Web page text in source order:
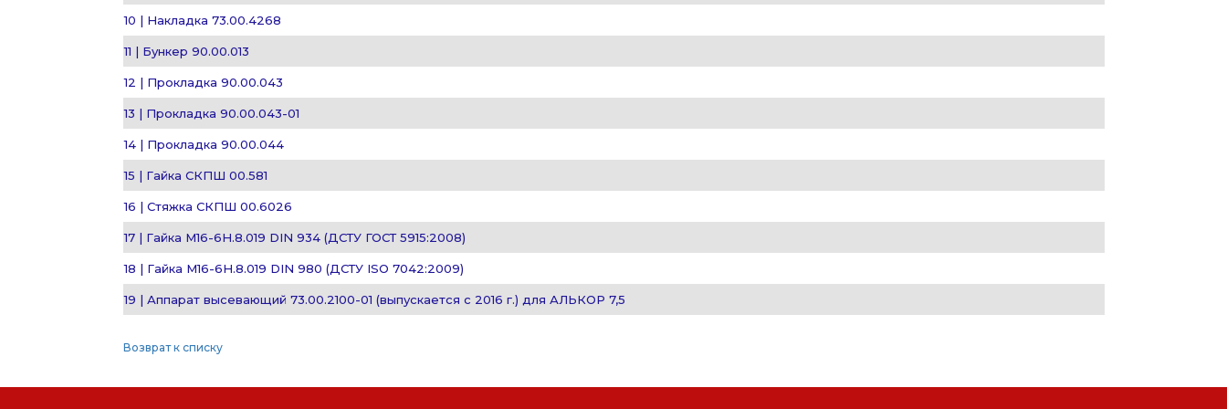
10 | Накладка 73.00.4268
11 | Бункер 90.00.013
12 | Прокладка 90.00.043
13 | Прокладка 90.00.043-01
14 | Прокладка 90.00.044
15 | Гайка СКПШ 00.581
16 | Стяжка СКПШ 00.6026
17 | Гайка М16-6H.8.019 DIN 934 (ДСТУ ГОСТ 5915:2008)
18 | Гайка М16-6H.8.019 DIN 980 (ДСТУ ISO 7042:2009)
19 | Аппарат высевающий 73.00.2100-01 (выпускается с 2016 г.) для АЛЬКОР 7,5
Возврат к списку